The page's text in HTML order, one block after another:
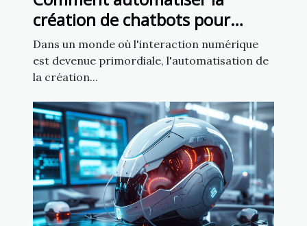
création de chatbots pour
améliorer l'engagement client
Dans un monde où l'interaction numérique
est devenue primordiale, l'automatisation de
la création...